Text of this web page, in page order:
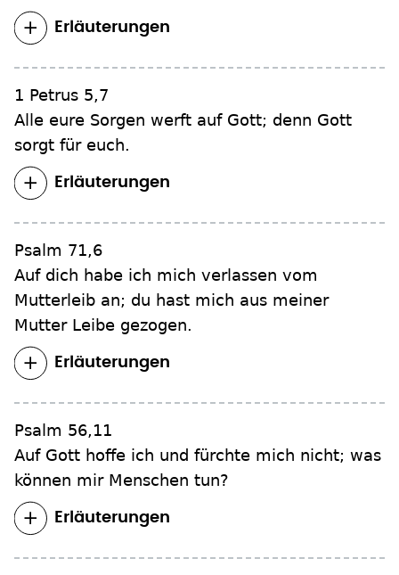
Erläuterungen
1 Petrus 5,7
Alle eure Sorgen werft auf Gott; denn Gott
sorgt für euch.
Erläuterungen
Psalm 71,6
Auf dich habe ich mich verlassen vom
Mutterleib an; du hast mich aus meiner
Mutter Leibe gezogen.
Erläuterungen
Psalm 56,11
Auf Gott hoffe ich und fürchte mich nicht; was
können mir Menschen tun?
Erläuterungen